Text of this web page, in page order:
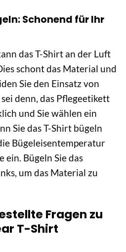
Schonend für Ihr
das T-Shirt an der Luft
schont das Material und
Sie den Einsatz von
denn, das Pflegeetikett
und Sie wählen ein
Sie das T-Shirt bügeln
Bügeleisentemperatur
ein. Bügeln Sie das
um das Material zu
Fragen zu
T-Shirt